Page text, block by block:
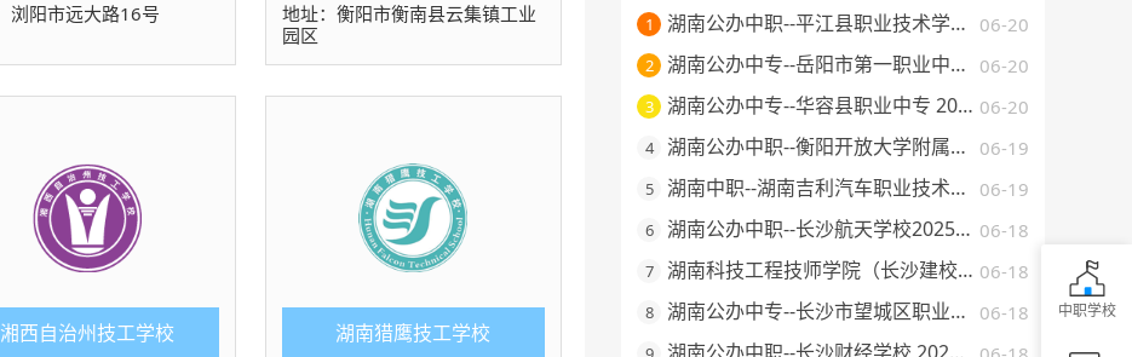
浏阳市远大路16号
地址：衡阳市衡南县云集镇工业
园区
湘西自治州技工学校 湖南猎鹰技工学校
1 06-20
湖南公办中职--平江县职业技术学校 2025 年招生简章
2 06-20
湖南公办中专--岳阳市第一职业中等专业学校 2025 年招生简章
3 06-20
湖南公办中专--华容县职业中专 2025 年招生简章
4 06-19
湖南公办中职--衡阳开放大学附属中等职业学校 2025 年招生简章
5 06-19
湖南中职--湖南吉利汽车职业技术学院2025年普通高校招生章程
6 06-18
湖南公办中职--长沙航天学校2025年招生简章
7 06-18
湖南科技工程技师学院（长沙建校）2025年招生简章
8 06-18
湖南公办中专--长沙市望城区职业中等专业学校 2025 年招生简章
湖南公办中职--长沙财经学校 2025 年招生简章
中职学校